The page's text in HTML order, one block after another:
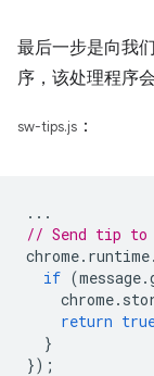
最后一步是向我
序，该处理程序
sw-tips.js ：
...
// Send tip to
chrome. runtime.
if (message.
chrome.
return
}
});